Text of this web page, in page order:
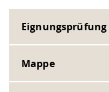
Eignungsprüfung
Mappe